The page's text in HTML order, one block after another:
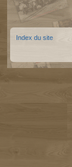
Index du site